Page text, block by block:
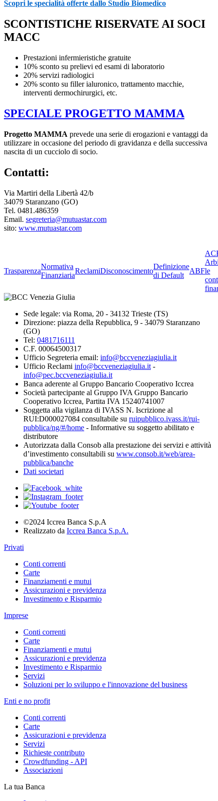
Scopri le specialità offerte dallo Studio Biomedico
SCONTISTICHE RISERVATE AI SOCI
MACC
Prestazioni infermieristiche gratuite
10% sconto su prelievi ed esami di laboratorio
20% servizi radiologici
20% sconto su filler ialuronico, trattamento macchie,
interventi dermochirurgici, etc.
SPECIALE PROGETTO MAMMA
Progetto MAMMA prevede una serie di erogazioni e vantaggi da
utilizzare in occasione del periodo di gravidanza e della successiva
nascita di un cucciolo di socio.
Contatti:
Via Martiri della Libertà 42/b
34079 Staranzano (GO)
Tel. 0481.486359
Email. segreteria@mutuastar.com
sito: www.mutuastar.com
Trasparenza
Normativa
Finanziaria
ReclamiDisconoscimento
Definizione
di Default
ABFle
Sede legale: via Roma, 20 - 34132 Trieste (TS)
Direzione: piazza della Repubblica, 9 - 34079 Staranzano
(GO)
Tel: 0481716111
C.F. 00064500317
Ufficio Segreteria email: info@bccveneziagiulia.it
Ufficio Reclami info@bccveneziagiulia.it -
info@pec.bccveneziagiulia.it
Banca aderente al Gruppo Bancario Cooperativo Iccrea
Società partecipante al Gruppo IVA Gruppo Bancario
Cooperativo Iccrea, Partita IVA 15240741007
Soggetta alla vigilanza di IVASS N. Iscrizione al
RUI:D000027084 consultabile su ruipubblico.ivass.it/rui-
pubblica/ng/#/home - Informative su soggetto abilitato e
distributore
Autorizzata dalla Consob alla prestazione dei servizi e attività
d’investimento consultabili su www.consob.it/web/area-
pubblica/banche
Dati societari
©2024 Iccrea Banca S.p.A
Realizzato da Iccrea Banca S.p.A.
Privati
Conti correnti
Carte
Finanziamenti e mutui
Assicurazioni e previdenza
Investimento e Risparmio
Imprese
Conti correnti
Carte
Finanziamenti e mutui
Assicurazioni e previdenza
Investimento e Risparmio
Servizi
Soluzioni per lo sviluppo e l'innovazione del business
Enti e no profit
Conti correnti
Carte
Assicurazioni e previdenza
Servizi
Richieste contributo
Crowdfunding - API
Associazioni
La tua Banca